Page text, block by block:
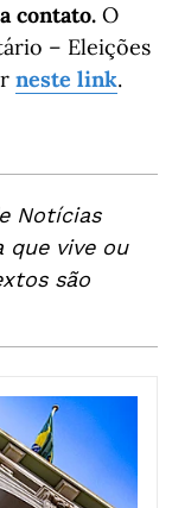
contato. O
– Eleições
neste link.
Notícias
que vive ou
são